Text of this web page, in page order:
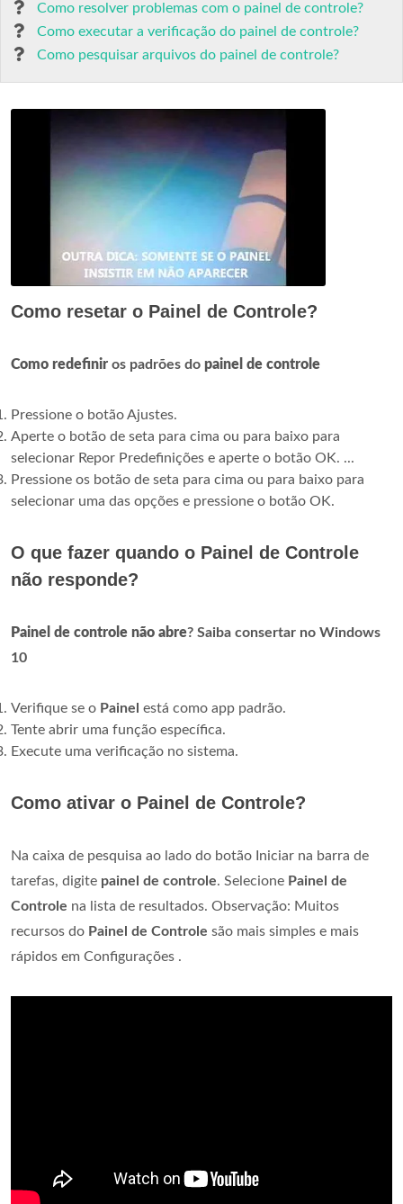
Como resolver problemas com o painel de controle?
Como executar a verificação do painel de controle?
Como pesquisar arquivos do painel de controle?
Como resetar o Painel de Controle?
Como redefinir os padrões do painel de controle
Pressione o botão Ajustes.
Aperte o botão de seta para cima ou para baixo para
selecionar Repor Predefinições e aperte o botão OK. ...
Pressione os botão de seta para cima ou para baixo para
selecionar uma das opções e pressione o botão OK.
O que fazer quando o Painel de Controle
não responde?
Painel de controle não abre? Saiba consertar no Windows
10
Verifique se o Painel está como app padrão.
Tente abrir uma função específica.
Execute uma verificação no sistema.
Como ativar o Painel de Controle?
Na caixa de pesquisa ao lado do botão Iniciar na barra de
tarefas, digite painel de controle. Selecione Painel de
Controle na lista de resultados. Observação: Muitos
recursos do Painel de Controle são mais simples e mais
rápidos em Configurações .